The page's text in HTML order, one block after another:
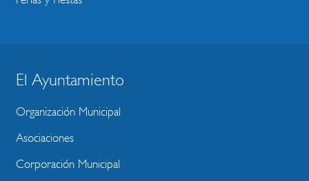
BLOQUE
MENU
WEBSITE
El Ayuntamiento
Organización Municipal
Asociaciones
Corporación Municipal